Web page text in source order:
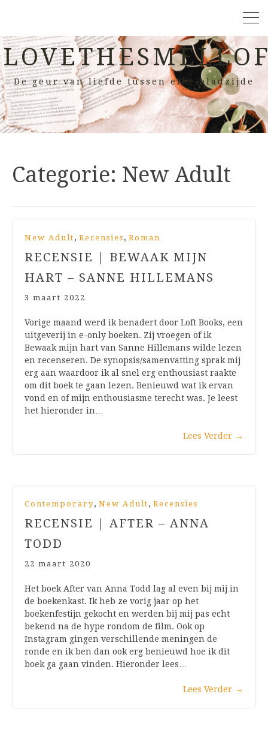
De geur van liefde tussen elke bladzijde
Categorie: New Adult
New Adult , Recensies , Roman
RECENSIE | BEWAAK MIJN
HART – SANNE HILLEMANS
3 maart 2022
Vorige maand werd ik benadert door Loft Books, een
uitgeverij in e-only boeken. Zij vroegen of ik
Bewaak mijn hart van Sanne Hillemans wilde lezen
en recenseren. De synopsis/samenvatting sprak mij
erg aan waardoor ik al snel erg enthousiast raakte
om dit boek te gaan lezen. Benieuwd wat ik ervan
vond en of mijn enthousiasme terecht was. Je leest
het hieronder in…
Lees Verder →
Contemporary, New Adult , Recensies
RECENSIE | AFTER – ANNA
TODD
22 maart 2020
Het boek After van Anna Todd lag al even bij mij in
de boekenkast. Ik heb ze vorig jaar op het
boekenfestijn gekocht en werden bij mij pas echt
bekend na de hype rondom de film. Ook op
Instagram gingen verschillende meningen de
ronde en ik ben dan ook erg benieuwd hoe ik dit
boek ga gaan vinden. Hieronder lees…
Lees Verder →